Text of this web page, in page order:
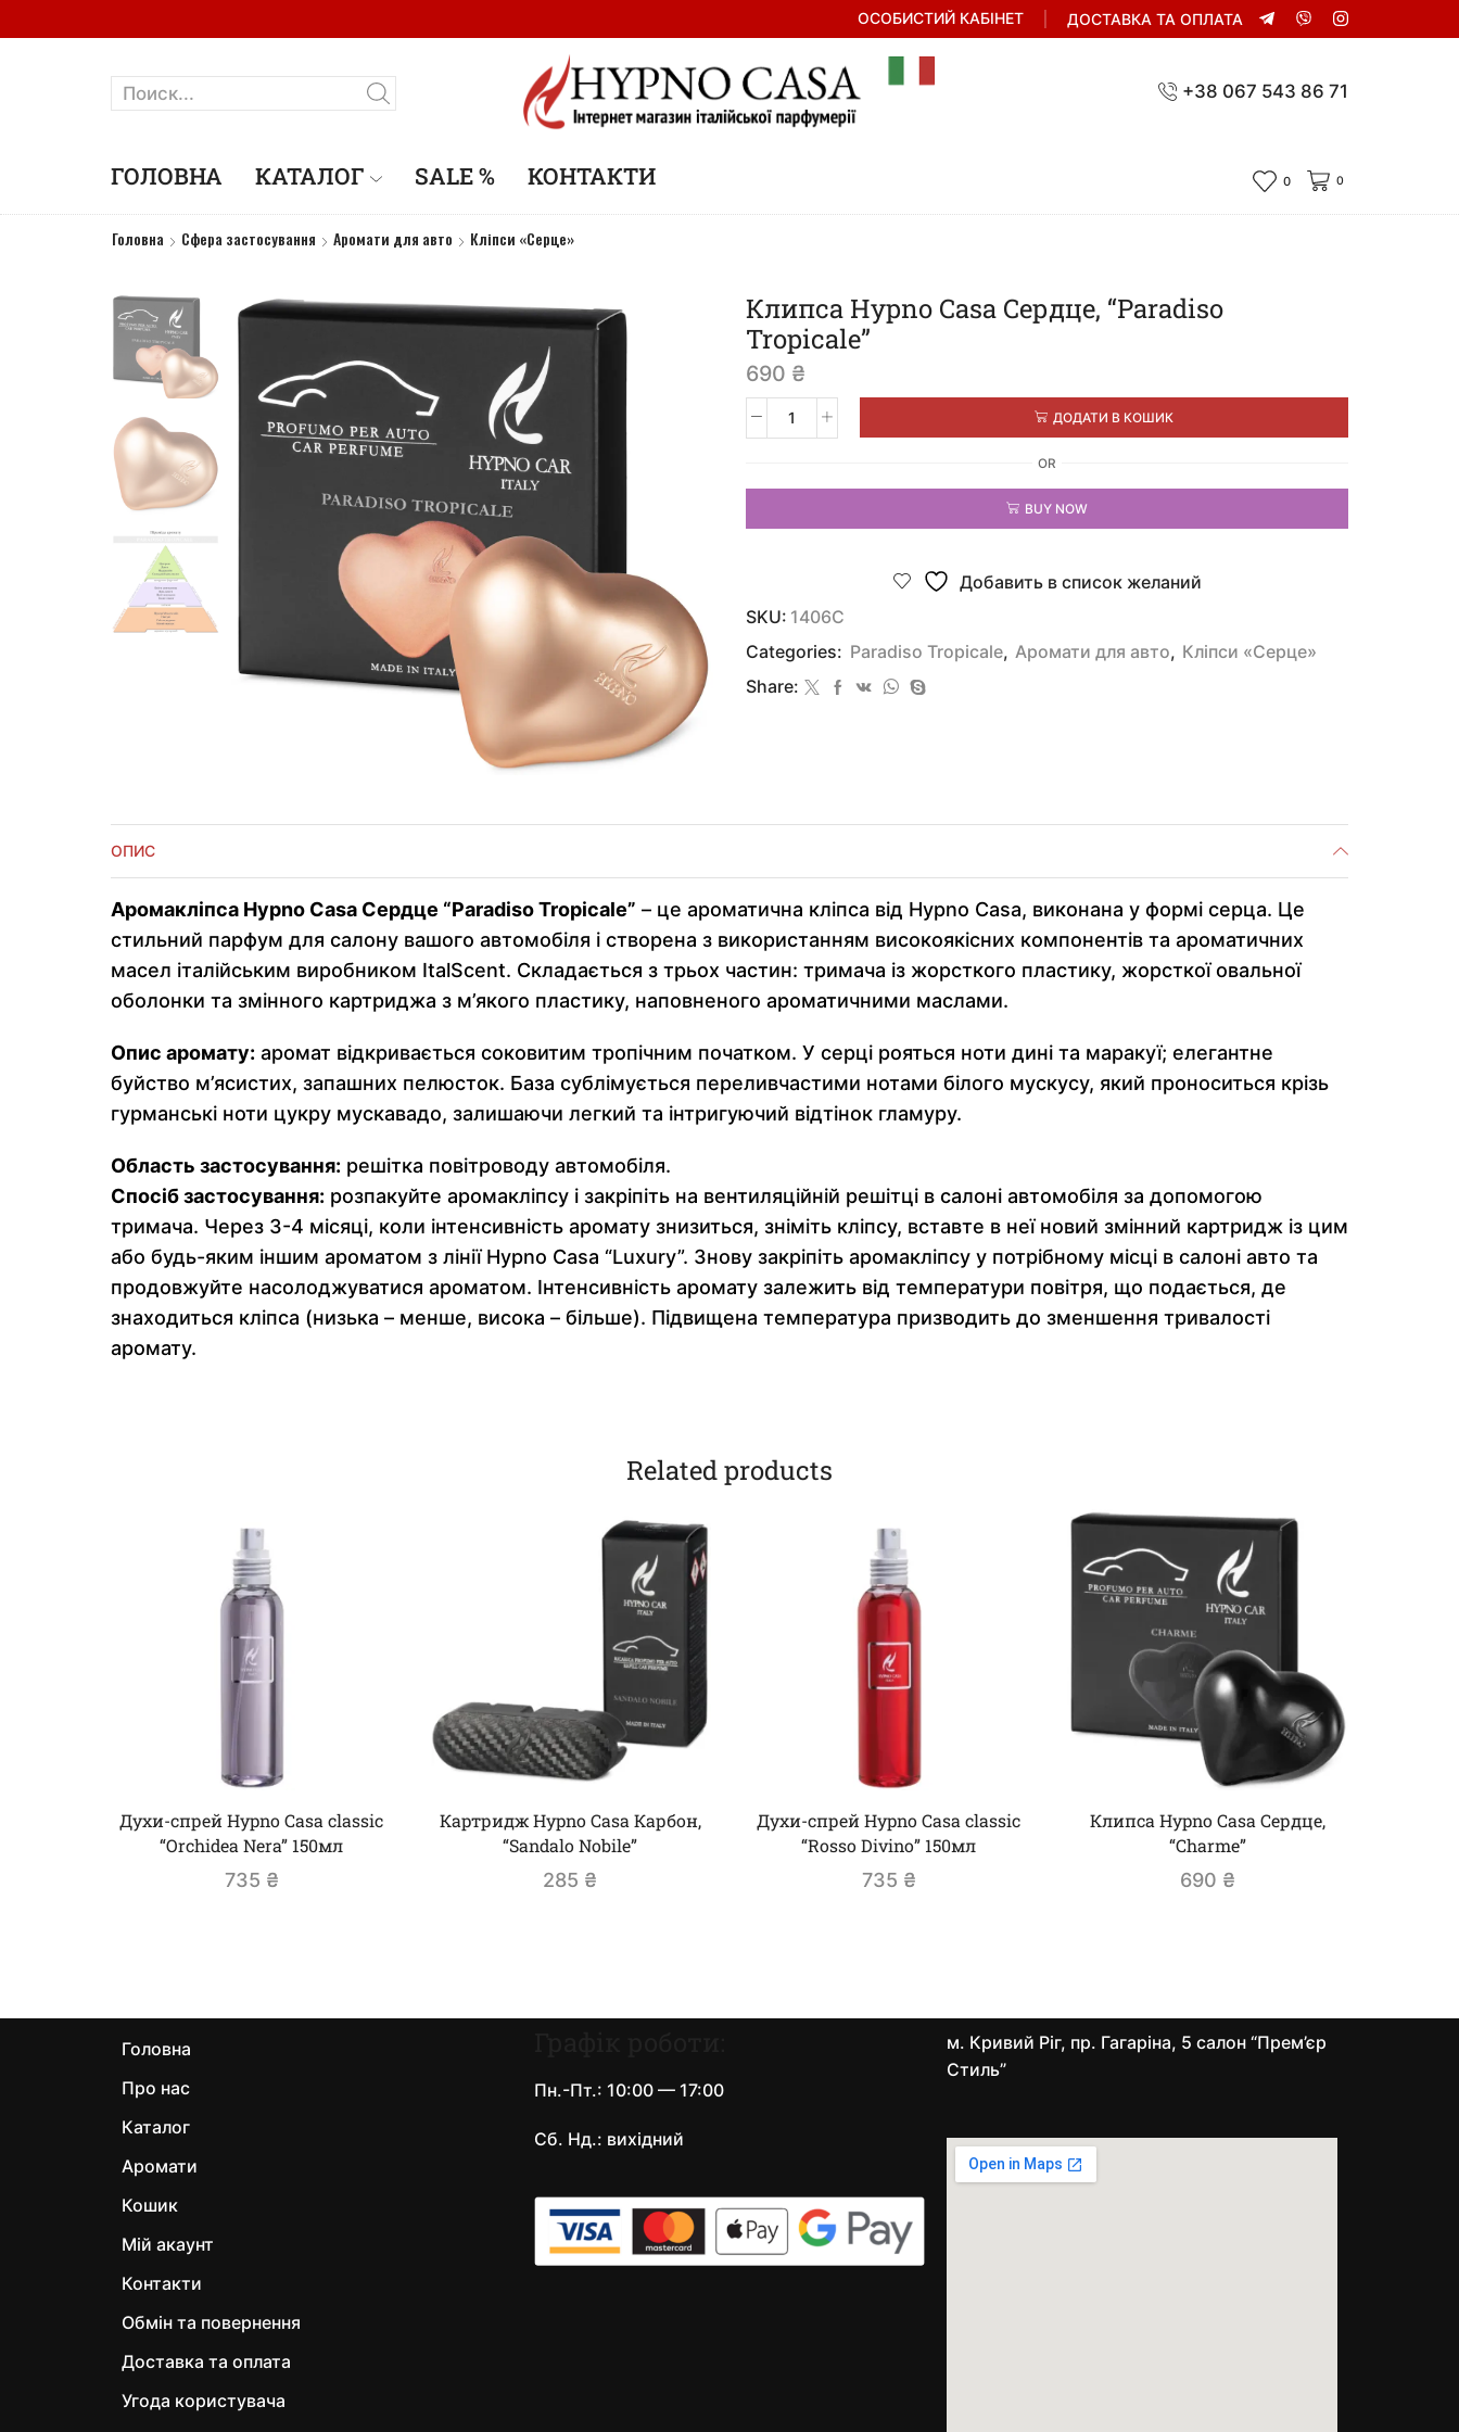
ОСОБИСТИЙ КАБІНЕТ ДОСТАВКА ТА ОПЛАТА
+38 067 543 86 71
ГОЛОВНА КАТАЛОГ SALE % КОНТАКТИ 0 0
Головна Сфера застосування Аромати для авто Кліпси «Серце»
Клипса Hypno Casa Сердце, “Paradiso
Tropicale”
690 ₴
ДОДАТИ В КОШИК
OR
BUY NOW
Добавить в список желаний
SKU: 1406C
Categories: Paradiso Tropicale, Аромати для авто, Кліпси «Серце»
Share:
ОПИС
Аромакліпса Hypno Casa Сердце “Paradiso Tropicale” – це ароматична кліпса від Hypno Casa, виконана у формі серца. Це
стильний парфум для салону вашого автомобіля і створена з використанням високоякісних компонентів та ароматичних
масел італійським виробником ItalScent. Складається з трьох частин: тримача із жорсткого пластику, жорсткої овальної
оболонки та змінного картриджа з м’якого пластику, наповненого ароматичними маслами.
Опис аромату: аромат відкривається соковитим тропічним початком. У серці рояться ноти дині та маракуї; елегантне
буйство м’ясистих, запашних пелюсток. База сублімується переливчастими нотами білого мускусу, який проноситься крізь
гурманські ноти цукру мускавадо, залишаючи легкий та інтригуючий відтінок гламуру.
Область застосування: решітка повітроводу автомобіля.
Спосіб застосування: розпакуйте аромакліпсу і закріпіть на вентиляційній решітці в салоні автомобіля за допомогою
тримача. Через 3-4 місяці, коли інтенсивність аромату знизиться, зніміть кліпсу, вставте в неї новий змінний картридж із цим
або будь-яким іншим ароматом з лінії Hypno Casa “Luxury”. Знову закріпіть аромакліпсу у потрібному місці в салоні авто та
продовжуйте насолоджуватися ароматом. Інтенсивність аромату залежить від температури повітря, що подається, де
знаходиться кліпса (низька – менше, висока – більше). Підвищена температура призводить до зменшення тривалості
аромату.
Related products
Духи-спрей Hypno Casa сlassic
“Orchidea Nera” 150мл
735 ₴
Картридж Hypno Casa Карбон,
“Sandalo Nobile”
285 ₴
Духи-спрей Hypno Casa сlassic
“Rosso Divino” 150мл
735 ₴
Клипса Hypno Casa Сердце,
“Charme”
690 ₴
Головна
Про нас
Каталог
Аромати
Кошик
Мій акаунт
Контакти
Обмін та повернення
Доставка та оплата
Угода користувача
Пн.-Пт.: 10:00 — 17:00
Сб. Нд.: вихідний
м. Кривий Ріг, пр. Гагаріна, 5 салон “Прем’єр
Стиль”